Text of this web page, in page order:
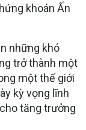
khoán Ấn
những khó
trở thành một
một thế giới
kỳ vọng lĩnh
tăng trưởng